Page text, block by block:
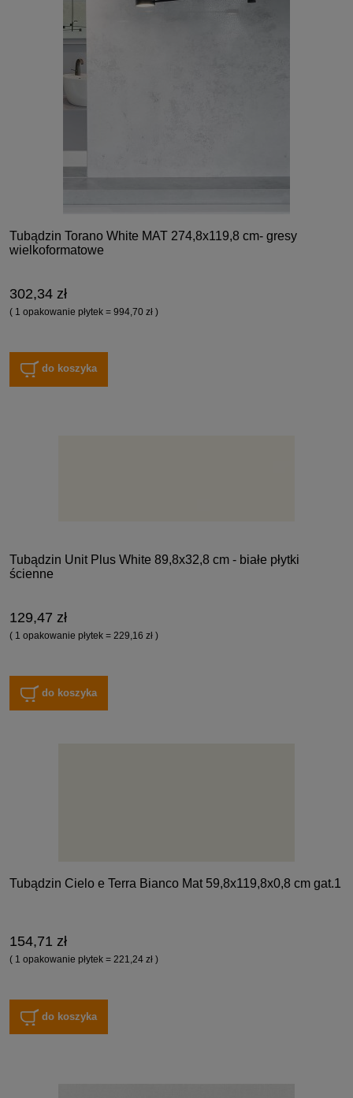
Tubądzin Torano White MAT 274,8x119,8 cm- gresy
wielkoformatowe
302,34 zł
( 1 opakowanie płytek = 994,70 zł )
do koszyka
Tubądzin Unit Plus White 89,8x32,8 cm - białe płytki
ścienne
129,47 zł
( 1 opakowanie płytek = 229,16 zł )
do koszyka
Tubądzin Cielo e Terra Bianco Mat 59,8x119,8x0,8 cm gat.1
154,71 zł
( 1 opakowanie płytek = 221,24 zł )
do koszyka